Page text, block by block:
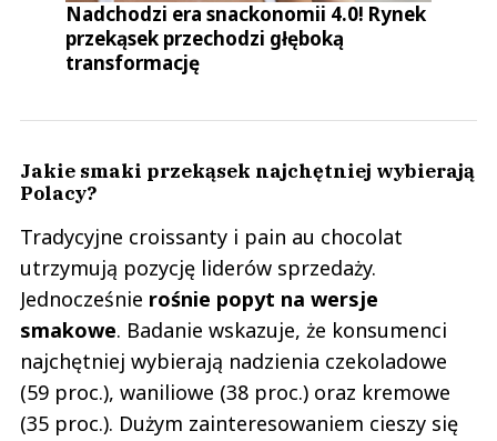
Nadchodzi era snackonomii 4.0! Rynek
przekąsek przechodzi głęboką
transformację
Jakie smaki przekąsek najchętniej wybierają
Polacy?
Tradycyjne croissanty i pain au chocolat
utrzymują pozycję liderów sprzedaży.
Jednocześnie rośnie popyt na wersje
smakowe. Badanie wskazuje, że konsumenci
najchętniej wybierają nadzienia czekoladowe
(59 proc.), waniliowe (38 proc.) oraz kremowe
(35 proc.). Dużym zainteresowaniem cieszy się